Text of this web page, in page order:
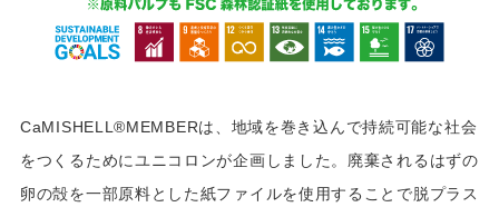
CaMISHELL®MEMBERは、地域を巻き込んで持続可能な社会
をつくるためにユニコロンが企画しました。廃棄されるはずの
卵の殻を一部原料とした紙ファイルを使用することで脱プラス